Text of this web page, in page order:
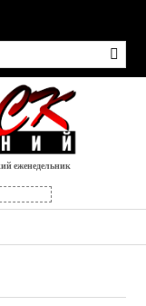
еженедельник